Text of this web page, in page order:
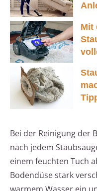
Mit
Bei der Reinigung der
nach jedem
einem feuchten Tuch
Bodendüse stark